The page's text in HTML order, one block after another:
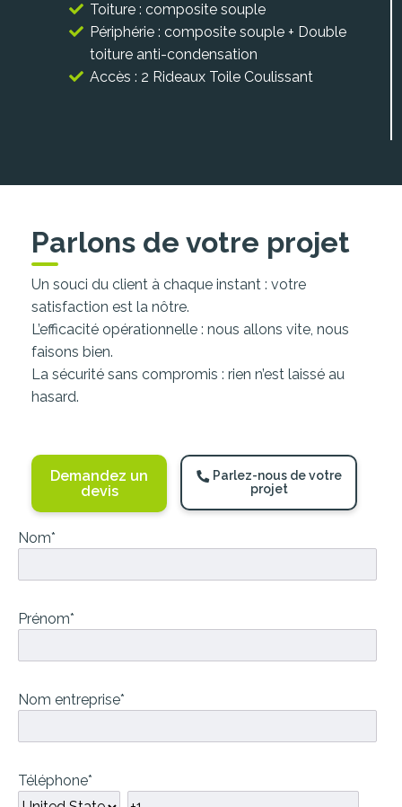
Toiture : composite souple
Périphérie : composite souple + Double
toiture anti-condensation
Accès : 2 Rideaux Toile Coulissant
Parlons de votre projet
Un souci du client à chaque instant : votre
satisfaction est la nôtre.
L’efficacité opérationnelle : nous allons vite, nous
faisons bien.
La sécurité sans compromis : rien n’est laissé au
hasard.
Demandez un
devis
Parlez-nous de votre
projet
Nom*
Prénom*
Nom entreprise*
Téléphone*